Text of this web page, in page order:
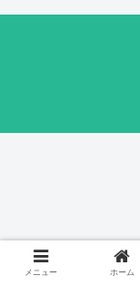
メニュー ホーム